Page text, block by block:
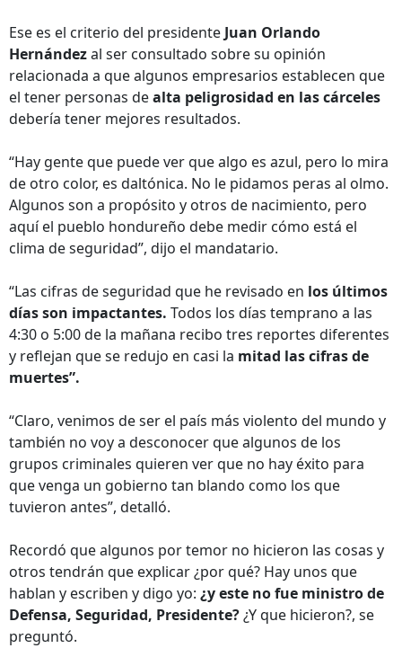
Ese es el criterio del presidente Juan Orlando
Hernándezal ser consultado sobre su opinión
relacionada a que algunos empresarios establecen que
el tener personas dealta peligrosidad en las cárceles
debería tener mejores resultados.
“Hay gente que puede ver que algo es azul, pero lo mira
de otro color, es daltónica. No le pidamos peras al olmo.
Algunos son a propósito y otros de nacimiento, pero
aquí el pueblo hondureño debe medir cómo está el
clima de seguridad”, dijo el mandatario.
“Las cifras de seguridad que he revisado en los últimos
días son impactantes. Todos los días temprano a las
4:30 o 5:00 de la mañana recibo tres reportes diferentes
y reflejan que se redujo en casi la mitad las cifras de
muertes”.
“Claro, venimos de ser el país más violento del mundo y
también no voy a desconocer que algunos de los
grupos criminales quieren ver que no hay éxito para
que venga un gobierno tan blando como los que
tuvieron antes”, detalló.
Recordó que algunos por temor no hicieron las cosas y
otros tendrán que explicar ¿por qué? Hay unos que
hablan y escriben y digo yo: ¿y este no fue ministro de
Defensa, Seguridad, Presidente?¿Y que hicieron?, se
preguntó.